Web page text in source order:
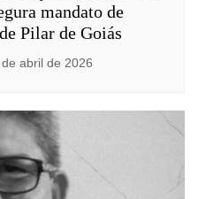
mandato de
Pilar de Goiás
abril de 2026